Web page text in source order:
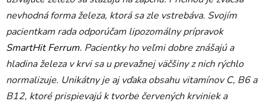
nevhodná forma železa, ktorá sa zle vstrebáva. Svojím
pacientkam rada odporúčam lipozomálny prípravok
SmartHit Ferrum. Pacientky ho veľmi dobre znášajú a
hladina železa v krvi sa u prevažnej väčšiny z nich rýchlo
normalizuje. Unikátny je aj vďaka obsahu vitamínov C, B6 a
B12, ktoré prispievajú k tvorbe červených krviniek a